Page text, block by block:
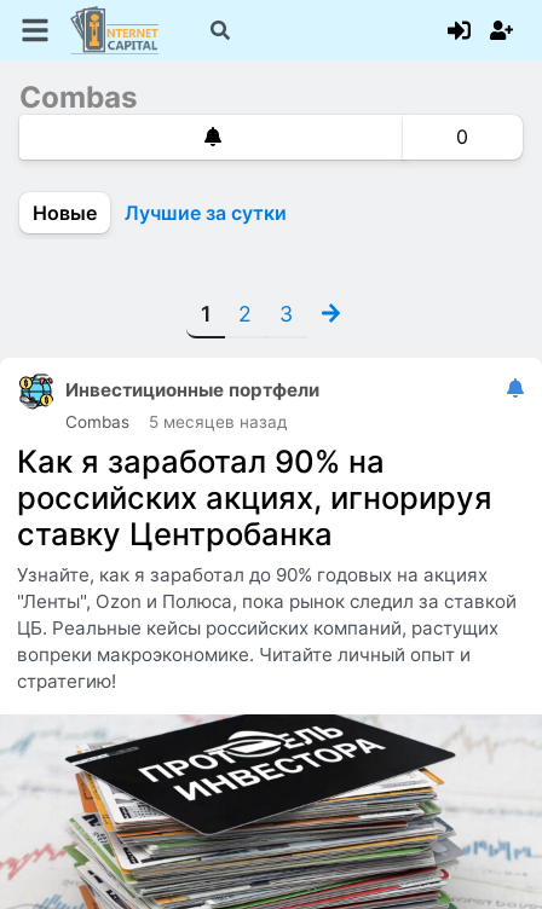
Combas
0
Новые Лучшие за сутки
1 2 3
Инвестиционные портфели
Combas 5 месяцев назад
Как я заработал 90% на
российских акциях, игнорируя
ставку Центробанка
Узнайте, как я заработал до 90% годовых на акциях
"Ленты", Ozon и Полюса, пока рынок следил за ставкой
ЦБ. Реальные кейсы российских компаний, растущих
вопреки макроэкономике. Читайте личный опыт и
стратегию!